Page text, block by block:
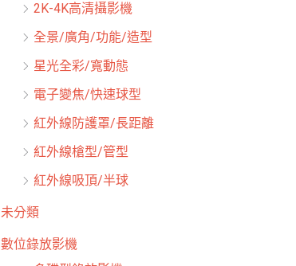
2K-4K高清攝影機
全景/廣角/功能/造型
星光全彩/寬動態
電子變焦/快速球型
紅外線防護罩/長距離
紅外線槍型/管型
紅外線吸頂/半球
未分類
數位錄放影機